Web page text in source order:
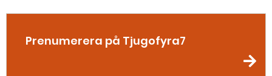
Prenumerera på Tjugofyra7